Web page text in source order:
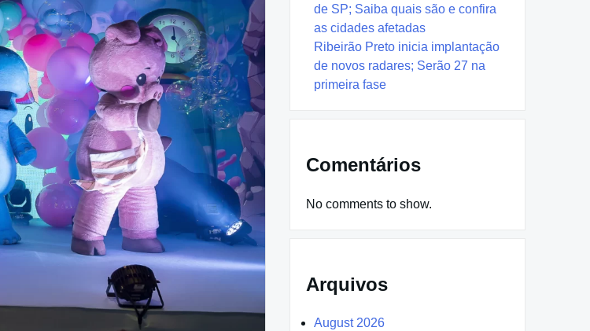
de SP; Saiba quais são e confira
as cidades afetadas
Ribeirão Preto inicia implantação
de novos radares; Serão 27 na
primeira fase
Comentários
No comments to show.
Arquivos
August 2026